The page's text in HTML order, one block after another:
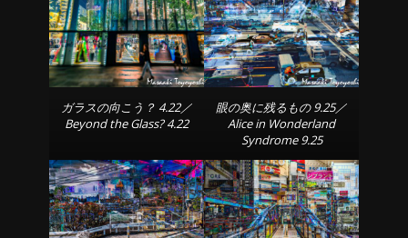
ガラスの向こう？ 4.22／
Beyond the Glass? 4.22
眼の奥に残るもの 9.25／
Alice in Wonderland
Syndrome 9.25